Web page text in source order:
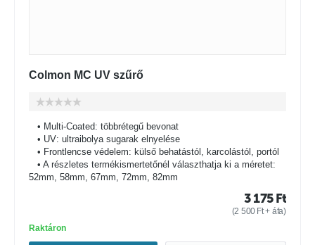
Colmon MC UV szűrő
• Multi-Coated: többrétegű bevonat
• UV: ultraibolya sugarak elnyelése
• Frontlencse védelem: külső behatástól, karcolástól, portól
• A részletes termékismertetőnél választhatja ki a méretet:
52mm, 58mm, 67mm, 72mm, 82mm
3 175 Ft
(2 500 Ft+ áfa)
Raktáron